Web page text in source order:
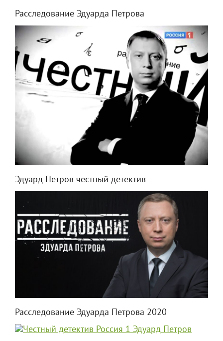
Расследование Эдуарда Петрова
Эдуард Петров честный детектив
Расследование Эдуарда Петрова 2020